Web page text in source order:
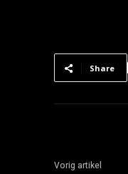
Share
Vorig artikel